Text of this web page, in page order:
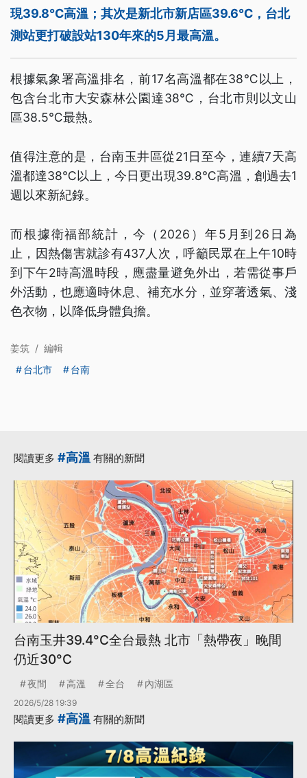
現39.8℃高溫；其次是新北市新店區39.6℃，台北
測站更打破設站130年來的5月最高溫。
根據氣象署高溫排名，前17名高溫都在38℃以上，
包含台北市大安森林公園達38℃，台北市則以文山
區38.5℃最熱。
值得注意的是，台南玉井區從21日至今，連續7天高
溫都達38℃以上，今日更出現39.8℃高溫，創過去1
週以來新紀錄。
而根據衛福部統計，今（2026）年5月到26日為
止，因熱傷害就診有437人次，呼籲民眾在上午10時
到下午2時高溫時段，應盡量避免外出，若需從事戶
外活動，也應適時休息、補充水分，並穿著透氣、淺
色衣物，以降低身體負擔。
姜筑 / 編輯
台北市
台南
閱讀更多 #高溫 有關的新聞
台南玉井39.4°C全台最熱 北市「熱帶夜」晚間
仍近30°C
夜間 高溫 全台 內湖區
2026/5/28 19:39
閱讀更多 #高溫 有關的新聞